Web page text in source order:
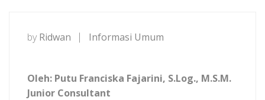
by Ridwan Informasi Umum
Oleh: Putu Franciska Fajarini, S.Log., M.S.M.
Junior Consultant